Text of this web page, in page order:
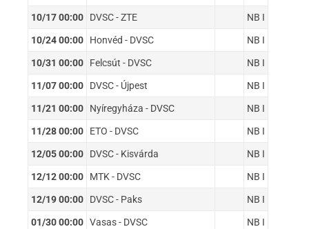
10/17 00:00 DVSC - ZTE NB I
10/24 00:00 Honvéd - DVSC NB I
10/31 00:00 Felcsút - DVSC NB I
11/07 00:00 DVSC - Újpest NB I
11/21 00:00 Nyíregyháza - DVSC NB I
11/28 00:00 ETO - DVSC NB I
12/05 00:00 DVSC - Kisvárda NB I
12/12 00:00 MTK - DVSC NB I
12/19 00:00 DVSC - Paks NB I
01/30 00:00 Vasas - DVSC NB I